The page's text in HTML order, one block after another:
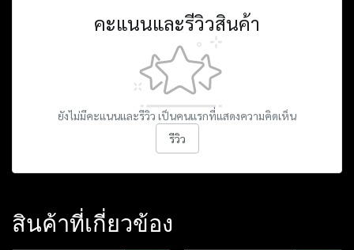
คะแนนและรีวิวสินค้า
ยังไม่มีคะแนนและรีวิว เป็นคนแรกที่แสดงความคิดเห็น
รีวิว
สินค้าที่เกี่ยวข้อง